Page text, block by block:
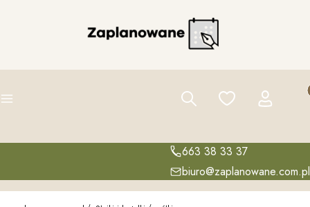
Menu Szukaj Ulubione Zaloguj się
663 38 33 37
biuro@zaplanowane.com.pl